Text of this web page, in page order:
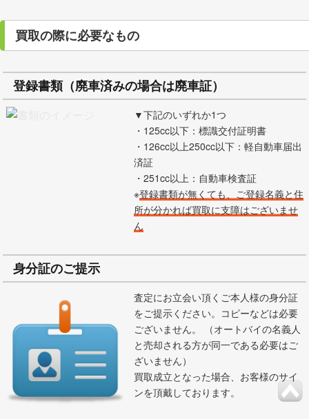
買取の際に必要なもの
登録書類（廃車済みの場合は廃車証）
▼下記のいずれか1つ
・125cc以下：標識交付証明書
・126cc以上250cc以下：軽自動車届出
済証
・251cc以上：自動車検査証
※登録書類が無くても、ご登録名義と住
所が分かれば買取に支障はございませ
ん
身分証のご提示
査定にお立会い頂くご本人様の身分証
をご提示ください。コピーなどは必要
ございません。 （オートバイの名義人
と売却される方が同一である必要はご
ざいません）
買取成立となった場合、お客様のサイ
ンを頂戴しております。